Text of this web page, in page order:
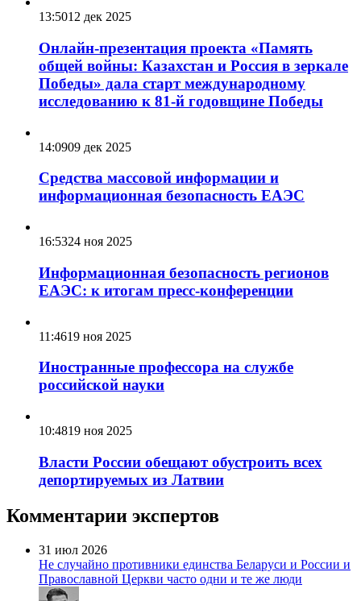
13:5012 дек 2025
Онлайн-презентация проекта «Память
общей войны: Казахстан и Россия в зеркале
Победы» дала старт международному
исследованию к 81-й годовщине Победы
14:0909 дек 2025
Средства массовой информации и
информационная безопасность ЕАЭС
16:5324 ноя 2025
Информационная безопасность регионов
ЕАЭС: к итогам пресс-конференции
11:4619 ноя 2025
Иностранные профессора на службе
российской науки
10:4819 ноя 2025
Власти России обещают обустроить всех
депортируемых из Латвии
Комментарии экспертов
31 июл 2026
Не случайно противники единства Беларуси и России и
Православной Церкви часто одни и те же люди